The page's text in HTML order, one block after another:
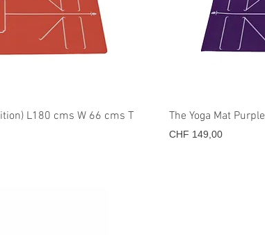
L180 cms W 66 cms T
The Yoga Mat
Prijs
CHF 149,00